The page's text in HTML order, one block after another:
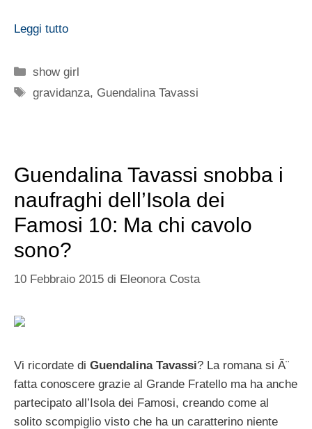
Leggi tutto
Categorie
show girl
Tag
gravidanza, Guendalina Tavassi
Guendalina Tavassi snobba i
naufraghi dell’Isola dei
Famosi 10: Ma chi cavolo
sono?
10 Febbraio 2015 di Eleonora Costa
Vi ricordate di Guendalina Tavassi? La romana si Ã¨
fatta conoscere grazie al Grande Fratello ma ha anche
partecipato all’Isola dei Famosi, creando come al
solito scompiglio visto che ha un caratterino niente